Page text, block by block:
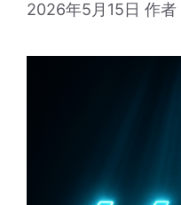
2026年5月15日 作者